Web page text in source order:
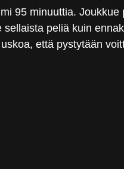
95 minuuttia.
peliä kuin
että pystytään